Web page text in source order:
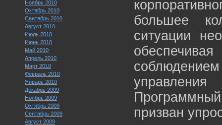
Ноябрь 2010
Октябрь 2010
Сентябрь 2010
Август 2010
Июль 2010
Июнь 2010
Май 2010
Апрель 2010
Март 2010
Февраль 2010
Январь 2010
Декабрь 2009
Ноябрь 2009
Октябрь 2009
Сентябрь 2009
Август 2009
большее
ситуации
призван